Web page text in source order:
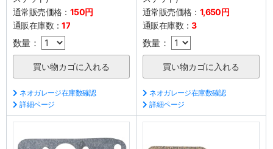
通常販売価格： 150円
通販在庫数：17
数量：
ネオガレージ在庫数確認
詳細ページ
通常販売価格： 1,650円
通販在庫数：3
数量：
ネオガレージ在庫数確認
詳細ページ